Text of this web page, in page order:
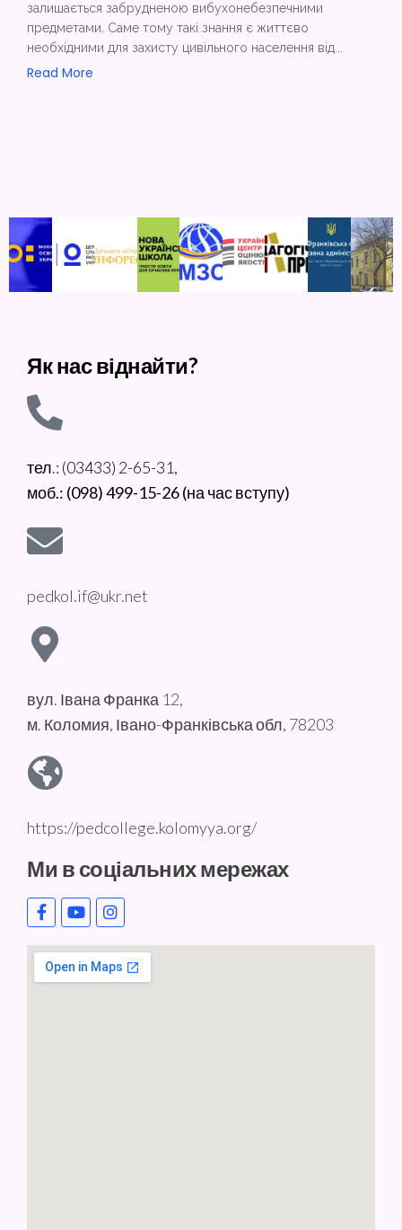
залишається забрудненою вибухонебезпечними
предметами. Саме тому такі знання є життєво
необхідними для захисту цивільного населення від...
Read More
Як нас віднайти?
тел.: (03433) 2-65-31,
моб.: (098) 499-15-26 (на час вступу)
pedkol.if@ukr.net
вул. Івана Франка 12,
м. Коломия, Івано-Франківська обл, 78203
https://pedcollege.kolomyya.org/
Ми в соціальних мережах